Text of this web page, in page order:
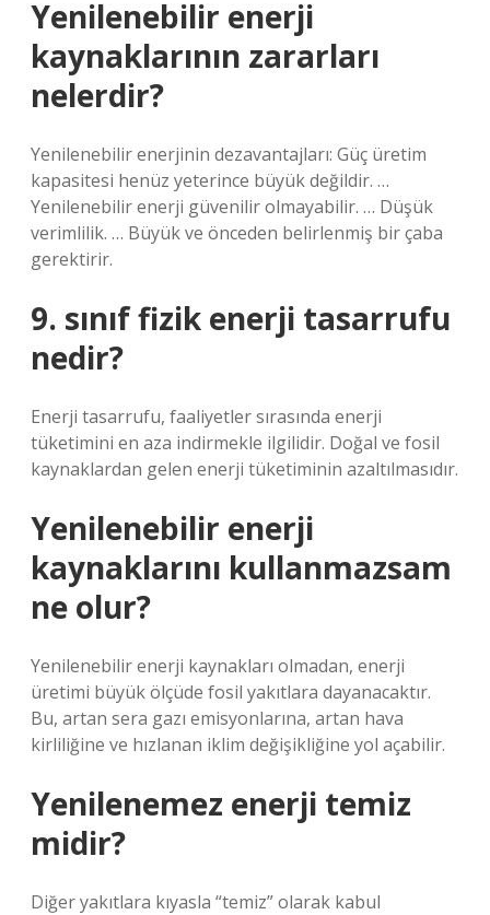
Yenilenebilir enerji
kaynaklarının zararları
nelerdir?
Yenilenebilir enerjinin dezavantajları: Güç üretim
kapasitesi henüz yeterince büyük değildir. …
Yenilenebilir enerji güvenilir olmayabilir. … Düşük
verimlilik. … Büyük ve önceden belirlenmiş bir çaba
gerektirir.
9. sınıf fizik enerji tasarrufu
nedir?
Enerji tasarrufu, faaliyetler sırasında enerji
tüketimini en aza indirmekle ilgilidir. Doğal ve fosil
kaynaklardan gelen enerji tüketiminin azaltılmasıdır.
Yenilenebilir enerji
kaynaklarını kullanmazsam
ne olur?
Yenilenebilir enerji kaynakları olmadan, enerji
üretimi büyük ölçüde fosil yakıtlara dayanacaktır.
Bu, artan sera gazı emisyonlarına, artan hava
kirliliğine ve hızlanan iklim değişikliğine yol açabilir.
Yenilenemez enerji temiz
midir?
Diğer yakıtlara kıyasla “temiz” olarak kabul